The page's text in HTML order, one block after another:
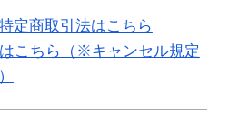
定商取引法はこちら
こちら（※キャンセル規定